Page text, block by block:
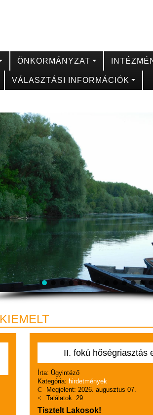
ÖNKORMÁNYZAT
VÁLASZTÁSI INFORMÁCIÓK
KIEMELT
II. fokú hőségriasztás
Írta: Ügyintéző
Kategória: hirdetmények
Megjelent: 2026. augusztus 07.
Találatok: 29
Tisztelt Lakosok!